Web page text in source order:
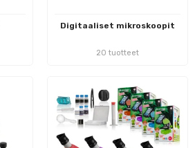
Digitaaliset mikroskoopit
20 tuotteet